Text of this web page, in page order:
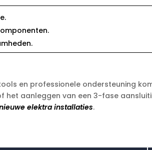
en professionele ondersteuning
het aanleggen van een 3-fase
elektra installaties.​